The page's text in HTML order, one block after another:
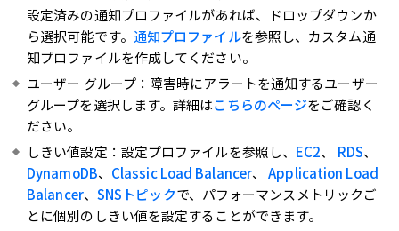
設定済みの通知プロファイルがあれば、ドロップダウンか
ら選択可能です。 通知プロファイルを参照し、カスタム通
知プロファイルを作成してください。
ユーザー グループ：障害時にアラートを通知するユーザー
グループを選択します。詳細はこちらのページをご確認く
ださい。
しきい値設定：設定プロファイルを参照し、 EC2、 RDS、
DynamoDB、 Classic Load Balancer、Application Load
Balancer、 SNSトピックで、パフォーマンスメトリックご
とに個別のしきい値を設定することができます。